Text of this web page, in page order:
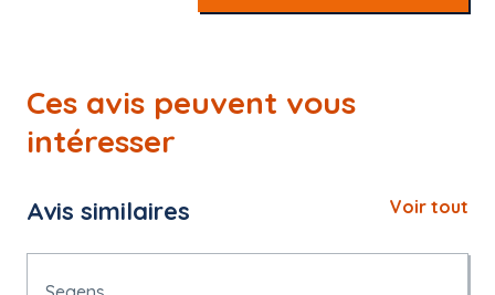
Ces avis peuvent vous
intéresser
Avis similaires Voir tout